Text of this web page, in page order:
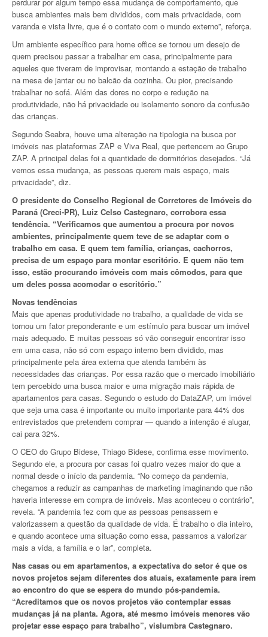
perdurar por algum tempo essa mudança de comportamento, que
busca ambientes mais bem divididos, com mais privacidade, com
varanda e vista livre, que é o contato com o mundo externo”, reforça.
Um ambiente específico para home office se tornou um desejo de
quem precisou passar a trabalhar em casa, principalmente para
aqueles que tiveram de improvisar, montando a estação de trabalho
na mesa de jantar ou no balcão da cozinha. Ou pior, precisando
trabalhar no sofá. Além das dores no corpo e redução na
produtividade, não há privacidade ou isolamento sonoro da confusão
das crianças.
Segundo Seabra, houve uma alteração na tipologia na busca por
imóveis nas plataformas ZAP e Viva Real, que pertencem ao Grupo
ZAP. A principal delas foi a quantidade de dormitórios desejados. “Já
vemos essa mudança, as pessoas querem mais espaço, mais
privacidade”, diz.
O presidente do Conselho Regional de Corretores de Imóveis do
Paraná (Creci-PR), Luiz Celso Castegnaro, corrobora essa
tendência. “Verificamos que aumentou a procura por novos
ambientes, principalmente quem teve de se adaptar com o
trabalho em casa. E quem tem família, crianças, cachorros,
precisa de um espaço para montar escritório. E quem não tem
isso, estão procurando imóveis com mais cômodos, para que
um deles possa acomodar o escritório.”
Novas tendências
Mais que apenas produtividade no trabalho, a qualidade de vida se
tornou um fator preponderante e um estímulo para buscar um imóvel
mais adequado. E muitas pessoas só vão conseguir encontrar isso
em uma casa, não só com espaço interno bem dividido, mas
principalmente pela área externa que atenda também às
necessidades das crianças. Por essa razão que o mercado imobiliário
tem percebido uma busca maior e uma migração mais rápida de
apartamentos para casas. Segundo o estudo do DataZAP, um imóvel
que seja uma casa é importante ou muito importante para 44% dos
entrevistados que pretendem comprar — quando a intenção é alugar,
cai para 32%.
O CEO do Grupo Bidese, Thiago Bidese, confirma esse movimento.
Segundo ele, a procura por casas foi quatro vezes maior do que a
normal desde o início da pandemia. “No começo da pandemia,
chegamos a reduzir as campanhas de marketing imaginando que não
haveria interesse em compra de imóveis. Mas aconteceu o contrário”,
revela. “A pandemia fez com que as pessoas pensassem e
valorizassem a questão da qualidade de vida. É trabalho o dia inteiro,
e quando acontece uma situação como essa, passamos a valorizar
mais a vida, a família e o lar”, completa.
Nas casas ou em apartamentos, a expectativa do setor é que os
novos projetos sejam diferentes dos atuais, exatamente para irem
ao encontro do que se espera do mundo pós-pandemia.
“Acreditamos que os novos projetos vão contemplar essas
mudanças já na planta. Agora, até mesmo imóveis menores vão
projetar esse espaço para trabalho”, vislumbra Castegnaro.